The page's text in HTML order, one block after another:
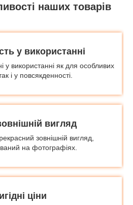
наших товарів
у використанні
у використанні як для особливих
і у повсякденності.
вигляд
зовнішній вигляд,
на фотографіях.
ціни